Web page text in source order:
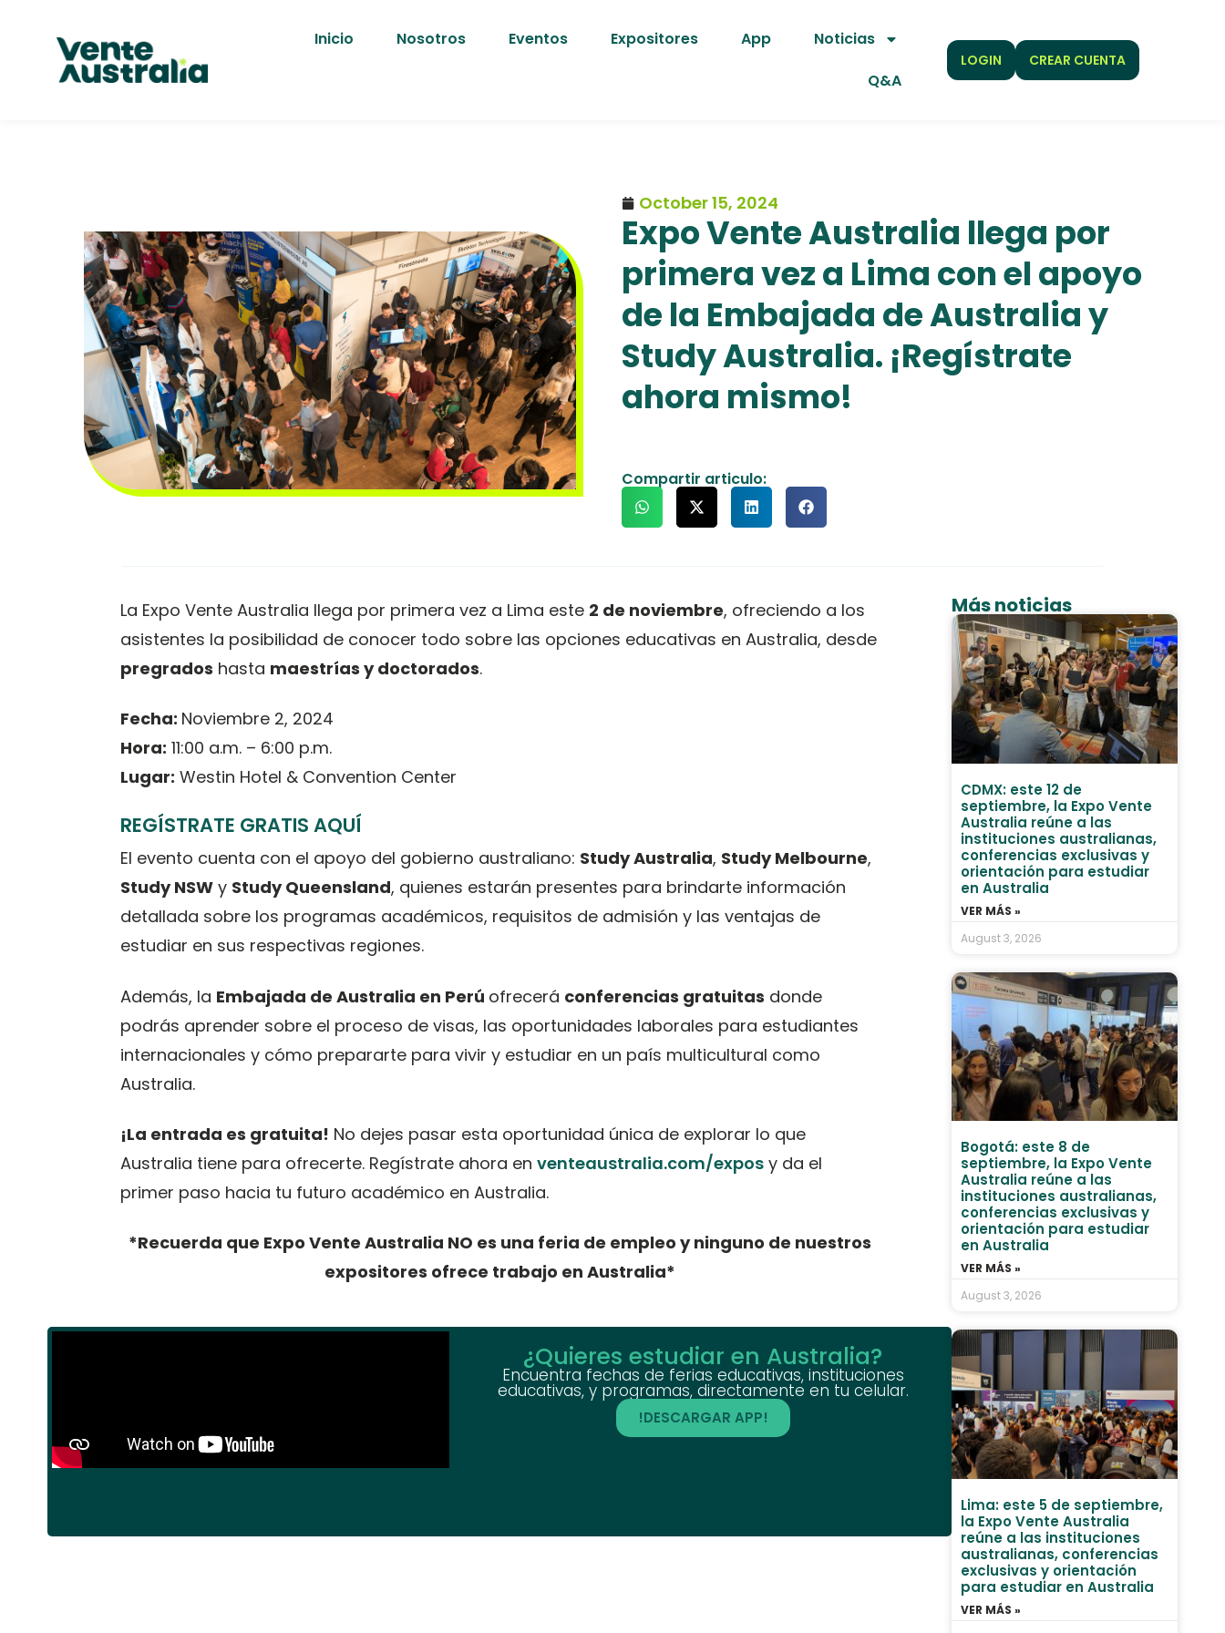
Inicio Nosotros Eventos Expositores App
Noticias
Q&A
LOGIN CREAR CUENTA
October 15, 2024
Expo Vente Australia llega por
primera vez a Lima con el apoyo
de la Embajada de Australia y
Study Australia. ¡Regístrate
ahora mismo!
Compartir articulo:
La Expo Vente Australia llega por primera vez a Lima este 2 de noviembre, ofreciendo a los
asistentes la posibilidad de conocer todo sobre las opciones educativas en Australia, desde
pregrados hasta maestrías y doctorados.
Fecha: Noviembre 2, 2024
Hora: 11:00 a.m. – 6:00 p.m.
Lugar: Westin Hotel & Convention Center
REGÍSTRATE GRATIS AQUÍ
El evento cuenta con el apoyo del gobierno australiano: Study Australia, Study Melbourne,
Study NSW y Study Queensland, quienes estarán presentes para brindarte información
detallada sobre los programas académicos, requisitos de admisión y las ventajas de
estudiar en sus respectivas regiones.
Además, la Embajada de Australia en Perú ofrecerá conferencias gratuitas donde
podrás aprender sobre el proceso de visas, las oportunidades laborales para estudiantes
internacionales y cómo prepararte para vivir y estudiar en un país multicultural como
Australia.
¡La entrada es gratuita! No dejes pasar esta oportunidad única de explorar lo que
Australia tiene para ofrecerte. Regístrate ahora en venteaustralia.com/expos y da el
primer paso hacia tu futuro académico en Australia.
*Recuerda que Expo Vente Australia NO es una feria de empleo y ninguno de nuestros
expositores ofrece trabajo en Australia*
¿Quieres estudiar en Australia?
Encuentra fechas de ferias educativas, instituciones
educativas, y programas, directamente en tu celular.
!DESCARGAR APP!
Más noticias
CDMX: este 12 de
septiembre, la Expo Vente
Australia reúne a las
instituciones australianas,
conferencias exclusivas y
orientación para estudiar
en Australia
VER MÁS »
August 3, 2026
Bogotá: este 8 de
septiembre, la Expo Vente
Australia reúne a las
instituciones australianas,
conferencias exclusivas y
orientación para estudiar
en Australia
VER MÁS »
August 3, 2026
Lima: este 5 de septiembre,
la Expo Vente Australia
reúne a las instituciones
australianas, conferencias
exclusivas y orientación
para estudiar en Australia
VER MÁS »